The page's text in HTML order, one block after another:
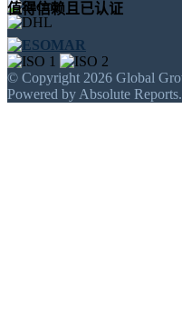
值得信赖且已认证
© Copyright 2026 Global
Powered by Absolute Reports.